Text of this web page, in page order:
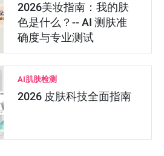
2026美妆指南：我的肤
色是什么？-- AI 测肤准
确度与专业测试
AI肌肤检测
2026 皮肤科技全面指南